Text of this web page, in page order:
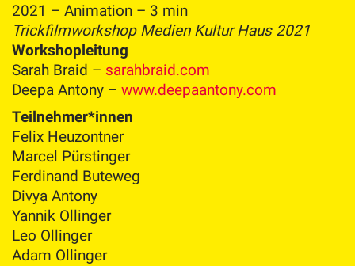
2021 – Animation – 3 min
Trickfilmworkshop Medien Kultur Haus 2021
Workshopleitung
Sarah Braid – sarahbraid.com
Deepa Antony – www.deepaantony.com
Teilnehmer*innen
Felix Heuzontner
Marcel Pürstinger
Ferdinand Buteweg
Divya Antony
Yannik Ollinger
Leo Ollinger
Adam Ollinger